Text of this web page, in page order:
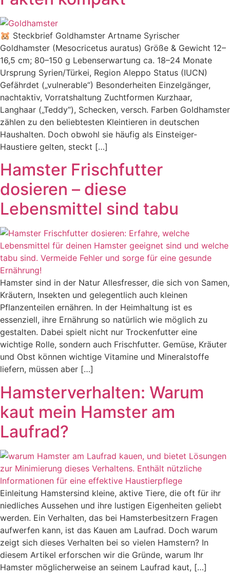
🐹 Steckbrief Goldhamster Artname Syrischer
Goldhamster (Mesocricetus auratus) Größe & Gewicht 12–
16,5 cm; 80–150 g Lebenserwartung ca. 18–24 Monate
Ursprung Syrien/Türkei, Region Aleppo Status (IUCN)
Gefährdet („vulnerable“) Besonderheiten Einzelgänger,
nachtaktiv, Vorratshaltung Zuchtformen Kurzhaar,
Langhaar („Teddy“), Schecken, versch. Farben Goldhamster
zählen zu den beliebtesten Kleintieren in deutschen
Haushalten. Doch obwohl sie häufig als Einsteiger-
Haustiere gelten, steckt […]
Hamster Frischfutter
dosieren – diese
Lebensmittel sind tabu
Hamster sind in der Natur Allesfresser, die sich von Samen,
Kräutern, Insekten und gelegentlich auch kleinen
Pflanzenteilen ernähren. In der Heimhaltung ist es
essenziell, ihre Ernährung so natürlich wie möglich zu
gestalten. Dabei spielt nicht nur Trockenfutter eine
wichtige Rolle, sondern auch Frischfutter. Gemüse, Kräuter
und Obst können wichtige Vitamine und Mineralstoffe
liefern, müssen aber […]
Hamsterverhalten: Warum
kaut mein Hamster am
Laufrad?
Einleitung Hamstersind kleine, aktive Tiere, die oft für ihr
niedliches Aussehen und ihre lustigen Eigenheiten geliebt
werden. Ein Verhalten, das bei Hamsterbesitzern Fragen
aufwerfen kann, ist das Kauen am Laufrad. Doch warum
zeigt sich dieses Verhalten bei so vielen Hamstern? In
diesem Artikel erforschen wir die Gründe, warum Ihr
Hamster möglicherweise an seinem Laufrad kaut, […]